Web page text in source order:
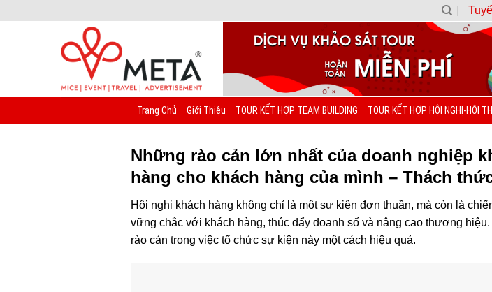
Trang Chủ Giới Thiệu TOUR KẾT HỢP TEAM BUILDING TOUR KẾT HỢP HỘI NGHỊ-HỘI
Những rào cản lớn nhất của doanh nghiệp
hàng cho khách hàng của mình – Thách
Hội nghị khách hàng không chỉ là một sự kiện đơn thuần, mà còn là
vững chắc với khách hàng, thúc đẩy doanh số và nâng cao thương
rào cản trong việc tổ chức sự kiện này một cách hiệu quả.